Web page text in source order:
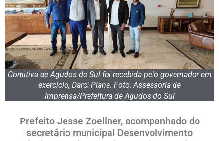
Comitiva de Agudos do Sul foi recebida pelo governador em
exercício, Darci Piana. Foto: Assessoria de
Imprensa/Prefeitura de Agudos do Sul
Prefeito Jesse Zoellner, acompanhado do
secretário municipal Desenvolvimento